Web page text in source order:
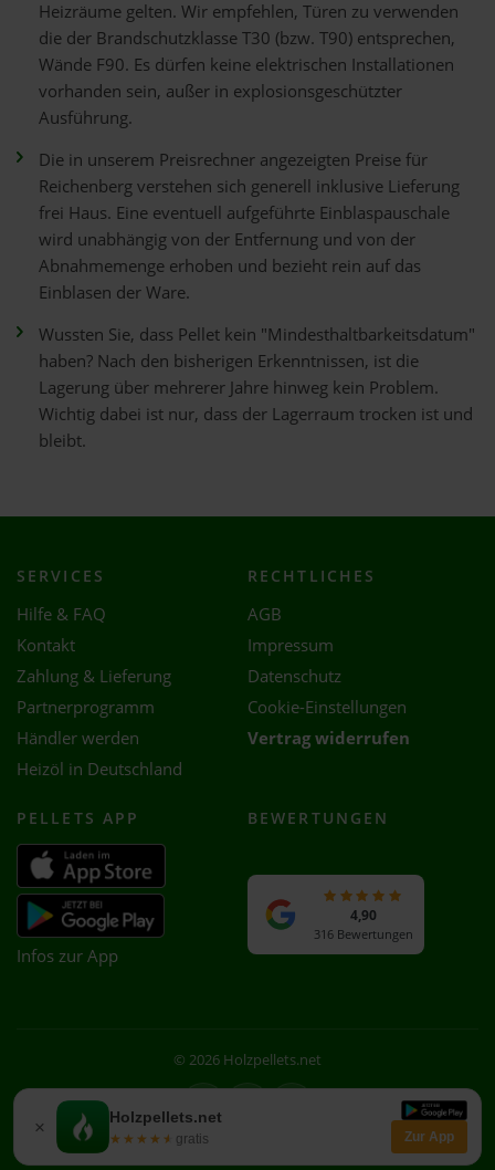
Heizräume gelten. Wir empfehlen, Türen zu verwenden
die der Brandschutzklasse T30 (bzw. T90) entsprechen,
Wände F90. Es dürfen keine elektrischen Installationen
vorhanden sein, außer in explosionsgeschützter
Ausführung.
Die in unserem Preisrechner angezeigten Preise für
Reichenberg verstehen sich generell inklusive Lieferung
frei Haus. Eine eventuell aufgeführte Einblaspauschale
wird unabhängig von der Entfernung und von der
Abnahmemenge erhoben und bezieht rein auf das
Einblasen der Ware.
Wussten Sie, dass Pellet kein "Mindesthaltbarkeitsdatum"
haben? Nach den bisherigen Erkenntnissen, ist die
Lagerung über mehrerer Jahre hinweg kein Problem.
Wichtig dabei ist nur, dass der Lagerraum trocken ist und
bleibt.
× Holzpellets.net
★★★★★
★★★★★ gratis Zur App
SERVICES
Hilfe & FAQ
Kontakt
Zahlung & Lieferung
Partnerprogramm
Händler werden
Heizöl in Deutschland
RECHTLICHES
AGB
Impressum
Datenschutz
Cookie-Einstellungen
Vertrag widerrufen
PELLETS APP
Infos zur App
BEWERTUNGEN
4,90
316 Bewertungen
© 2026 Holzpellets.net
Facebook